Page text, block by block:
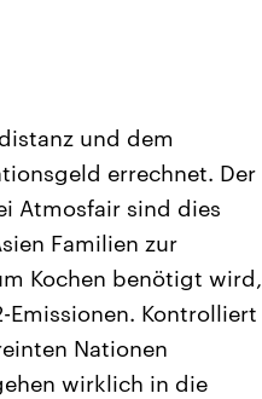
und dem
errechnet. Der
Atmosfair sind dies
Familien zur
Kochen benötigt wird,
Kontrolliert
Nationen
wirklich in die